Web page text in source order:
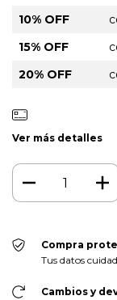
10% OFF
15% OFF
20% OFF
Ver más detalles
Compra
Tus datos
Cambios y